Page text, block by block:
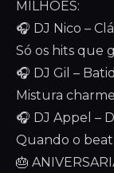
MILHÕES:
🎧 DJ Nico –
Só os hits que
🎧 DJ Gil –
Mistura
🎧 DJ Appel –
Quando o
🎂